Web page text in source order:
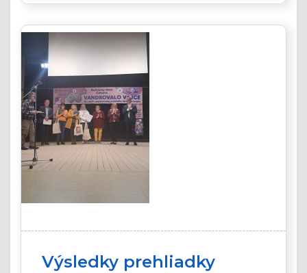
Výsledky prehliadky